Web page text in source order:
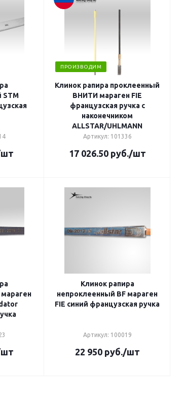
STM
ПРОИЗВОДИМ
Клинок рапира проклеенный
ВНИТИ мараген FIE
французская ручка с
наконечником
ALLSTAR/UHLMANN
Артикул: 101336
17 026.50руб./шт
Клинок рапира
непроклеенный BF мараген
FIE синий французская ручка
Артикул: 100019
22 950руб./шт